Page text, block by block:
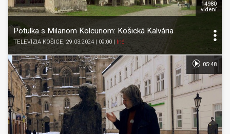
Potulka s Milanom Kolcunom: Košická Kalvária
TELEVÍZIA KOŠICE, 29.03.2024 | 09:00 | Iné
14980
videní
05:48